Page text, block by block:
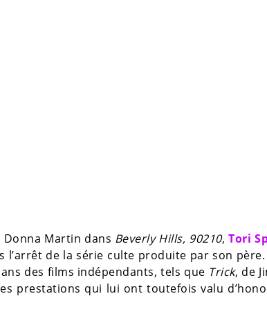
Martin dans Beverly Hills, 90210,Tori
l’arrêt de la série culte produite par son père.
des films indépendants, tels que Trick, de
prestations qui lui ont toutefois valu